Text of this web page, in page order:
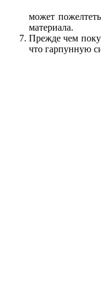
может
материала.
Прежде чем
что гарпунную